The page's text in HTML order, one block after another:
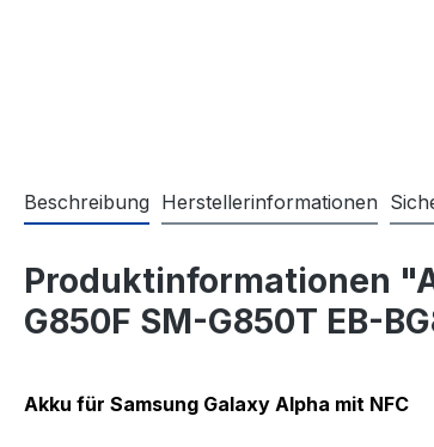
Beschreibung Herstellerinformationen
Produktinformationen
G850F SM-G850T EB-
Akku für Samsung Galaxy Alpha mit NFC